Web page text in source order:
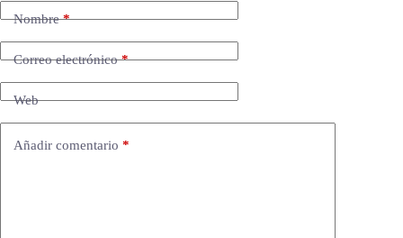
Nombre*
Correo electrónico*
Web
Añadir comentario *